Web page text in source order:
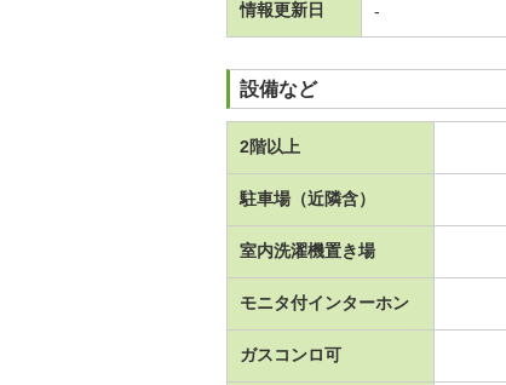
情報更新日 -
設備など
2階以上
駐車場（近隣含）
室内洗濯機置き場
モニタ付インターホン
ガスコンロ可